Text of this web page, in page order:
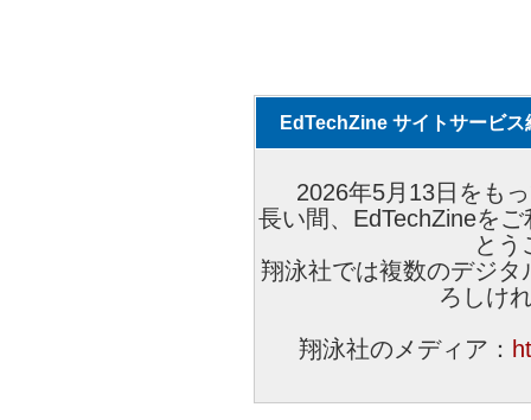
EdTechZine サイトサービス
2026年5月13日をも
長い間、EdTechZineを
とう
翔泳社では複数のデジ
ろしけ
翔泳社のメディア：